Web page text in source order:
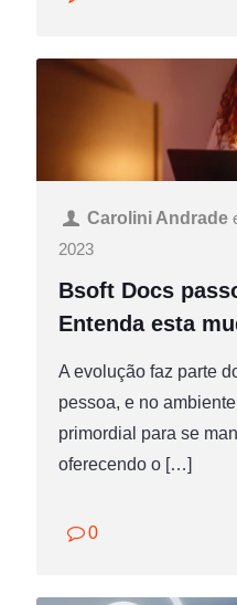
Carolini Andrade
2023
Bsoft Docs
Entenda esta
A evolução faz parte
pessoa, e no
primordial para se
oferecendo o […]
0